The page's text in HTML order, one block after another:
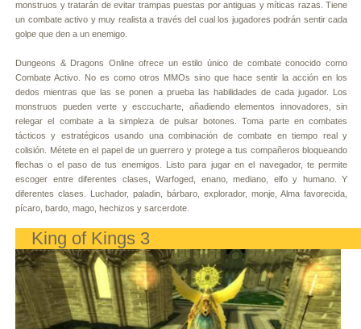
monstruos y tratarán de evitar trampas puestas por antiguas y míticas razas. Tiene
un combate activo y muy realista a través del cual los jugadores podrán sentir cada
golpe que den a un enemigo.
Dungeons & Dragons Online ofrece un estilo único de combate conocido como
Combate Activo. No es como otros MMOs sino que hace sentir la acción en los
dedos mientras que las se ponen a prueba las habilidades de cada jugador. Los
monstruos pueden verte y esccucharte, añadiendo elementos innovadores, sin
relegar el combate a la simpleza de pulsar botones. Toma parte en combates
tácticos y estratégicos usando una combinación de combate en tiempo real y
colisión. Métete en el papel de un guerrero y protege a tus compañeros bloqueando
flechas o el paso de tus enemigos. Listo para jugar en el navegador, te permite
escoger entre diferentes clases, Warfoged, enano, mediano, elfo y humano. Y
diferentes clases. Luchador, paladin, bárbaro, explorador, monje, Alma favorecida,
pícaro, bardo, mago, hechizos y sarcerdote.
King of Kings 3